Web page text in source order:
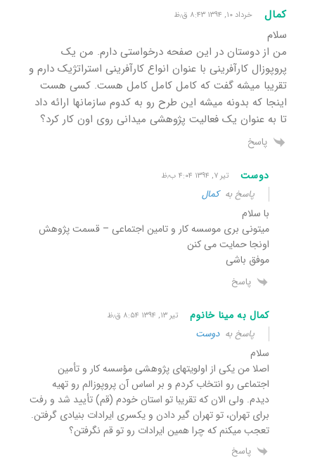
کمال خرداد ۱۰, ۱۳۹۴ ۸:۴۳ ق٫ظ
سلام
من از دوستان در این صفحه درخواستی دارم. من یک
پروپوزال کارآفرینی با عنوان انواع کارآفرینی استراتژیک دارم و
تقریبا میشه گفت که کامل کامل کامل هست. کسی هست
اینجا که بدونه می​شه این طرح رو به کدوم سازمان​ها ارائه داد
تا به عنوان یک فعالیت پژوهشی میدانی روی اون کار کرد؟
پاسخ
دوست تیر ۷, ۱۳۹۴ ۴:۰۴ ب٫ظ
پاسخ بهکمال
با سلام
میتونی بری موسسه کار و تامین اجتماعی – قسمت پژوهش
اونجا حمایت می کنن
موفق باشی
پاسخ
کمال به مینا خانوم تیر ۱۳, ۱۳۹۴ ۸:۵۴ ق٫ظ
پاسخ بهدوست
سلام
اصلا من یکی از اولویت​های پژوهشی مؤسسه کار و تأمین
اجتماعی رو انتخاب کردم و بر اساس آن پروپوزالم رو تهیه
دیدم. ولی الان که تقریبا تو استان خودم (قم) تأیید شد و رفت
برای تهران، تو تهران گیر دادن و یکسری ایرادات بنیادی گرفتن.
تعجب می​کنم که چرا همین ایرادات رو تو قم نگرفتن؟
پاسخ